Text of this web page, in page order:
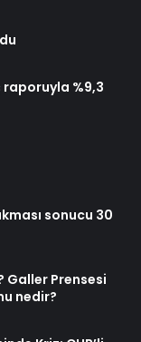
raporuyla %9,3
sonucu 30
Galler Prensesi
nedir?